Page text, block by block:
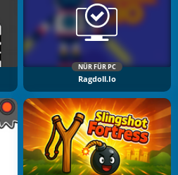
NÜR FÜR PC
Ragdoll.io